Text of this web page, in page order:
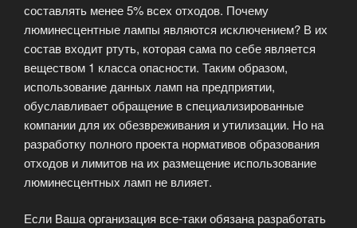
составлять менее 5% всех отходов. Почему
люминесцентные лампы являются исключением? В их
состав входит ртуть, которая сама по себе является
веществом 1 класса опасности. Таким образом,
использование данных ламп на предприятии,
обуславливает обращение в специализированные
компании для их обезвреживания и утилизации. Но на
разработку полного проекта нормативов образования
отходов и лимитов на их размещение использование
люминесцентных ламп не влияет.
Если Ваша организация все-таки обязана разработать